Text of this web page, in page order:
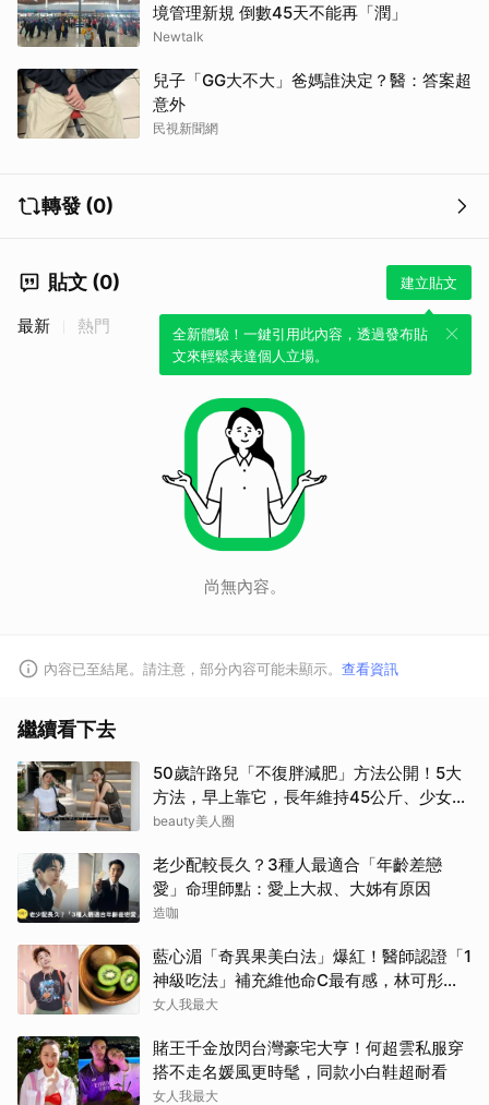
境管理新規 倒數45天不能再「潤」
Newtalk
兒子「GG大不大」爸媽誰決定？醫：答案超
意外
民視新聞網
轉發 (0)
貼文 (0) 建立貼文
全新體驗！一鍵引用此內容，透過發布貼
文來輕鬆表達個人立場。
最新 熱門
尚無內容。
內容已至結尾。請注意，部分內容可能未顯示。 查看資訊
繼續看下去
50歲許路兒「不復胖減肥」方法公開！5大
方法，早上靠它，長年維持45公斤、少女感
滿滿
beauty美人圈
老少配較長久？3種人最適合「年齡差戀
愛」命理師點：愛上大叔、大姊有原因
造咖
藍心湄「奇異果美白法」爆紅！醫師認證「1
神級吃法」補充維他命C最有感，林可彤自
曝從小跟著吃
女人我最大
賭王千金放閃台灣豪宅大亨！何超雲私服穿
搭不走名媛風更時髦，同款小白鞋超耐看
女人我最大